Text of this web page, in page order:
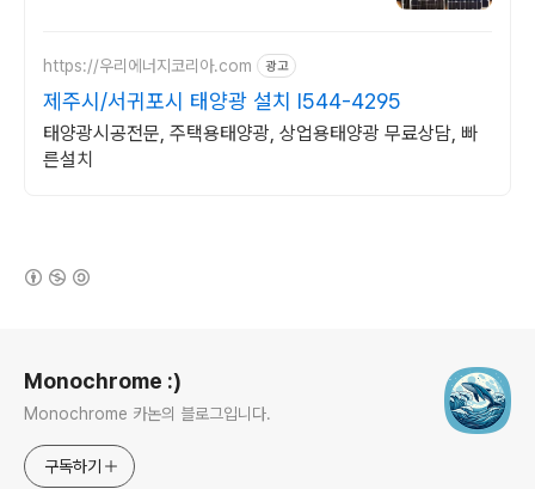
https://우리에너지코리아.com 광고
제주시/서귀포시 태양광 설치 I544-4295
태양광시공전문, 주택용태양광, 상업용태양광 무료상담, 빠
른설치
Monochrome :)
Monochrome 카논의 블로그입니다.
구독하기